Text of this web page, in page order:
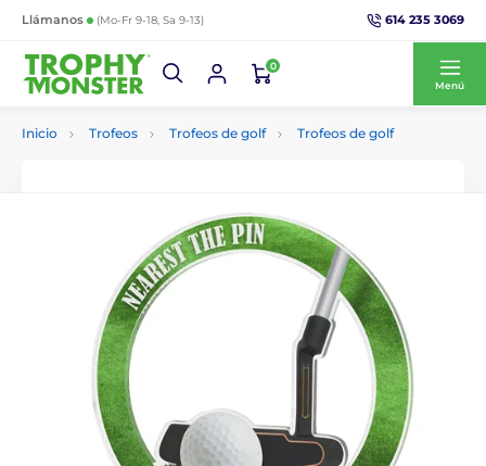
Llámanos (Mo-Fr 9-18, Sa 9-13) 614 235 3069
0
Menú
Inicio Trofeos Trofeos de golf Trofeos de golf